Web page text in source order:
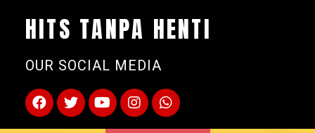
HITS TANPA HENTI
OUR SOCIAL MEDIA